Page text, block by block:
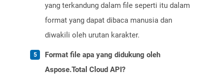
yang terkandung dalam file seperti itu dalam
format yang dapat dibaca manusia dan
diwakili oleh urutan karakter.
Format file apa yang didukung oleh
Aspose.Total Cloud API?